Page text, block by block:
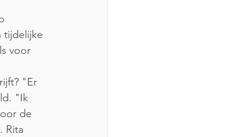
tijdelijke
voor
"Er
"Ik
de
Rita